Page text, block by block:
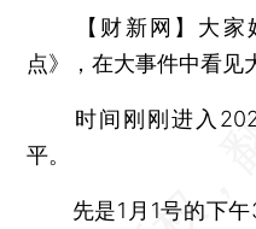
【财新网】 大家
点》，在大事件中看见
时间刚刚进入
平。
先是1月1号的下午